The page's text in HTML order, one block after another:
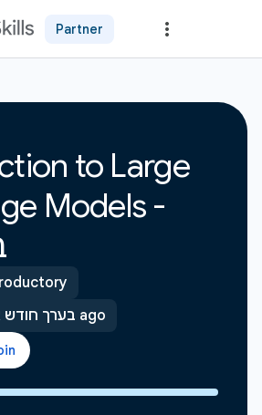
Partner
to Large
Models -
Updated בערך חודש אחד ago